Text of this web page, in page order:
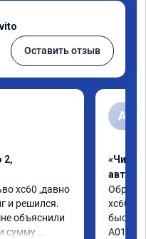
Оставить отзыв
2,
xc60 ,давно
и решился.
объяснили
сумму
А
«Чип
xc60
быстро